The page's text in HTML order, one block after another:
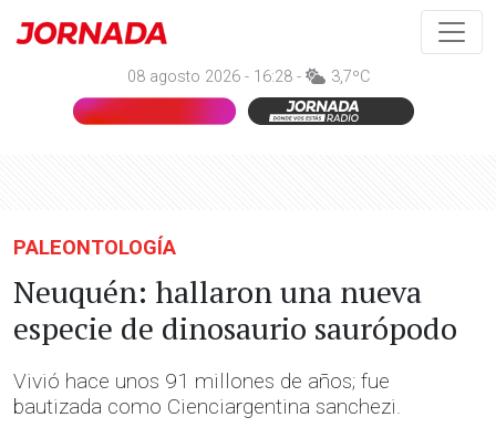
08 agosto 2026 - 16:28 - 3,7ºC
PALEONTOLOGÍA
Neuquén: hallaron una nueva
especie de dinosaurio saurópodo
Vivió hace unos 91 millones de años; fue
bautizada como Cienciargentina sanchezi.